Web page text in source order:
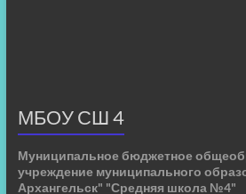
МБОУ СШ 4
Муниципальное бюджетное
учреждение муниципального
Архангельск" "Средняя школа №4"